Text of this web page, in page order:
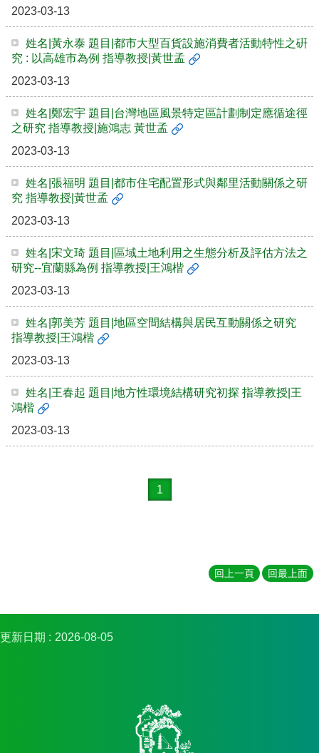
校
專
區
所
基
金
款
相
關
源
臺
灣
學
頁
臺
灣
大
學
圖
館
鄉
2023-03-13
姓名|黃永泰 題目|都市大型百貨設施消費者活動特性之硏
究 : 以高雄市為例 指導教授|黃世孟
2023-03-13
姓名|鄭宏宇 題目|台灣地區風景特定區計劃制定應循途徑
之研究 指導教授|施鴻志 黃世孟
2023-03-13
姓名|張福明 題目|都市住宅配置形式與鄰里活動關係之研
究 指導教授|黃世孟
2023-03-13
姓名|宋文琦 題目|區域土地利用之生態分析及評估方法之
研究--宜蘭縣為例 指導教授|王鴻楷
2023-03-13
姓名|郭美芳 題目|地區空間結構與居民互動關係之研究
指導教授|王鴻楷
2023-03-13
姓名|王春起 題目|地方性環境結構研究初探 指導教授|王
鴻楷
2023-03-13
1
回上一頁 回最上面
更新日期 2026-08-05